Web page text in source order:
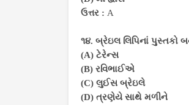
ઉત્તર : A
૧૪. બ્રેઇલ લિપિનાં પુસ્તકો
(A) ટેરેન્સ
(B) રવિભાઈએ
(C) લુઈસ બ્રેઇલે
(D) ત્રણેયે સાથે મળીને